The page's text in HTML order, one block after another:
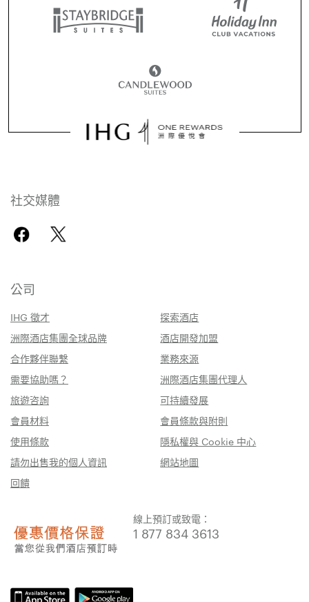
社交媒體
公司
IHG 徵才
探索酒店
洲際酒店集團全球品牌
酒店開發加盟
合作夥伴聯繫
業務來源
需要協助嗎？
洲際酒店集團代理人
旅遊咨詢
可持續發展
會員材料
會員條款與附則
使用條款
隱私權與 Cookie 中心
請勿出售我的個人資訊
網站地圖
回饋
線上預訂或致電：
1 877 834 3613